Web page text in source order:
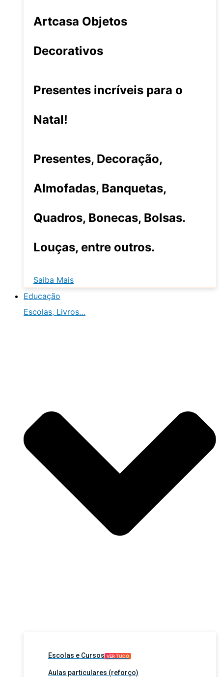
Artcasa Objetos
Decorativos
Presentes incríveis para o
Natal!
Presentes, Decoração,
Almofadas, Banquetas,
Quadros, Bonecas, Bolsas.
Louças, entre outros.
Saiba Mais
Educação
Escolas, Livros…
Escolas e Cursos VER TUDO
Aulas particulares (reforço)